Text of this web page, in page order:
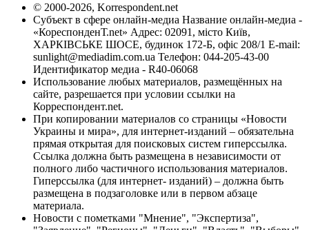
© 2000-2026, Korrespondent.net
Субъект в сфере онлайн-медиа Название онлайн-медиа -
«КореспонденТ.net» Адрес: 02091, місто Київ,
ХАРКІВСЬКЕ ШОСЕ, будинок 172-Б, офіс 208/1 E-mail:
sunlight@mediadim.com.ua Телефон: 044-205-43-00
Идентификатор медиа - R40-06068
Использование любых материалов, размещённых на
сайте, разрешается при условии ссылки на
Корреспондент.net.
При копировании материалов со страницы «Новости
Украины и мира», для интернет-изданий – обязательна
прямая открытая для поисковых систем гиперссылка.
Ссылка должна быть размещена в независимости от
полного либо частичного использования материалов.
Гиперссылка (для интернет- изданий) – должна быть
размещена в подзаголовке или в первом абзаце
материала.
Новости с пометками "Мнение", "Экспертиза",